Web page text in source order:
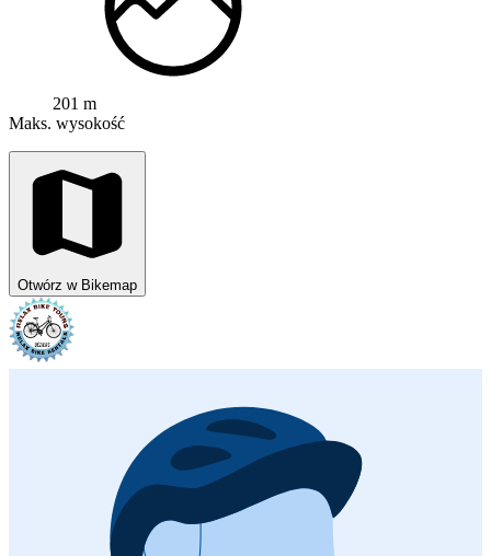
201 m
Maks. wysokość
Otwórz w Bikemap